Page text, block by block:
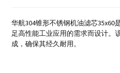
华航304锥形不锈钢机油滤芯35x60
足高性能工业应用的需求而设计。
成，确保其经久耐用。